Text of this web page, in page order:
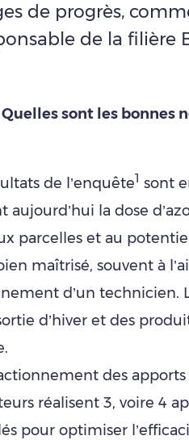
de progrès,
de la filière
sont les bonnes
de l’enquête1 sont
aujourd’hui la dose
parcelles et au
maîtrisé, souvent à
d’un technicien.
d’hiver et des
des apports
réalisent 3, voire 4
pour optimiser